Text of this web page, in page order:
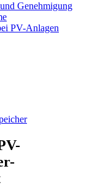
Genehmigung
PV-Anlagen